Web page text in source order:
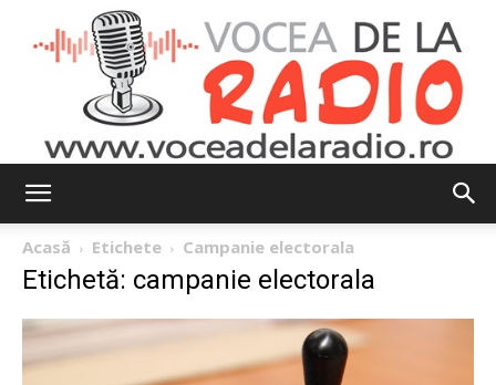
Acasă Etichete Campanie electorala
Etichetă: campanie electorala